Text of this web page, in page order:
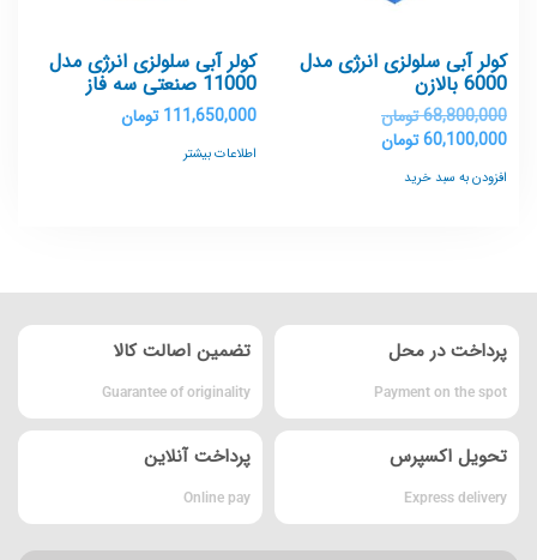
کولر آبی سلولزی انرژی مدل
6000 بالازن
68,800,000تومان
60,100,000تومان
افزودن به سبد خرید
کولر آبی سلولزی انرژی مدل
11000 صنعتی سه فاز
111,650,000 تومان
اطلاعات بیشتر
پرداخت در محل
Payment on the spot
تضمین اصالت کالا
Guarantee of originality
تحویل اکسپرس
Express delivery
پرداخت آنلاین
Online pay